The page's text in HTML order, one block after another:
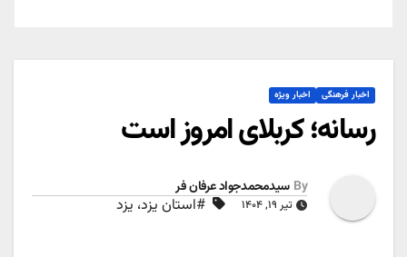
اخبار فرهنگی اخبار ویژه
رسانه؛ کربلای امروز است
By سیدمحمدجواد عرفان فر
تیر ۱۹, ۱۴۰۴ #استان یزد، یزد